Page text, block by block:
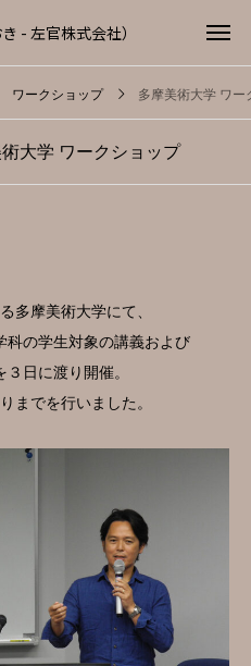
- 左官株式会社）
ワークショップ 多摩美術大学 ワー
大学 ワークショップ
多摩美術大学にて、
科の学生対象の講義および
日に渡り開催。
までを行いました。